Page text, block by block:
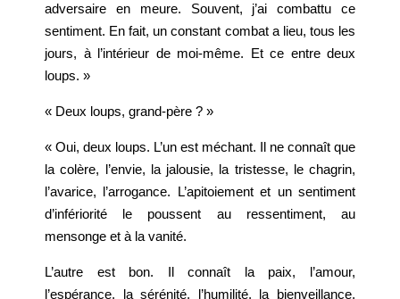
adversaire en meure. Souvent, j’ai combattu ce
sentiment. En fait, un constant combat a lieu, tous les
jours, à l’intérieur de moi-même. Et ce entre deux
loups. »
« Deux loups, grand-père ? »
« Oui, deux loups. L’un est méchant. Il ne connaît que
la colère, l’envie, la jalousie, la tristesse, le chagrin,
l’avarice, l’arrogance. L’apitoiement et un sentiment
d’infériorité le poussent au ressentiment, au
mensonge et à la vanité.
L’autre est bon. Il connaît la paix, l’amour,
l’espérance, la sérénité, l’humilité, la bienveillance,